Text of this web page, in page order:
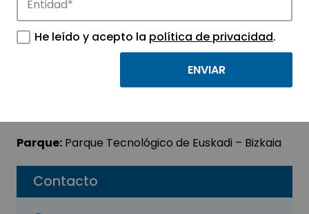
Contacto
DINAM INGENIERIA,
S.L.
INGENIERIA, CONSULTORIA Y ASESORIA
Parque: Parque Tecnológico de Euskadi – Bizkaia
He leído y acepto la política de privacidad.